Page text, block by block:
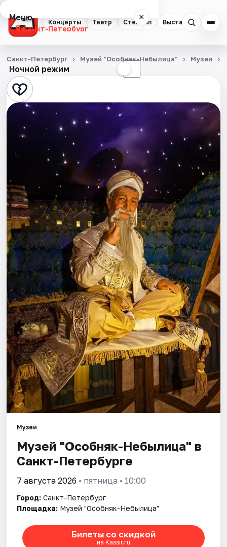
Концерты Театр Стендап Выставки
Меню ×
Санкт-Петербург
Концерты
Театр
Стендап
Выставки
Спорт
События
Города
Площадки
Артисты
Рейтинги
Ночной режим ☾
Санкт-Петербург Музей "Особняк-Небылица" Музеи
Музеи
Музей "Особняк-Небылица" в
Санкт-Петербурге
7 августа 2026 • пятница • 10:00
Город: Санкт-Петербург
Площадка: Музей "Особняк-Небылица"
Билеты со скидкой
на Kassir.ru